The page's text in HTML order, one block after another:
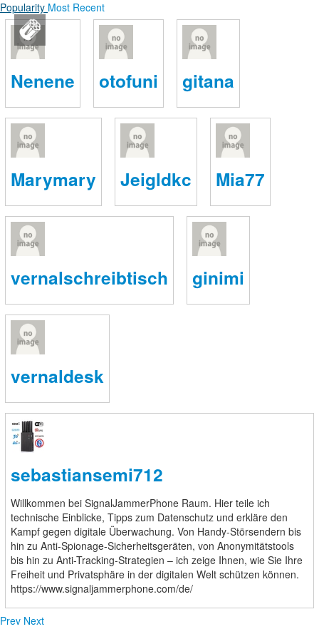
France pointeur laser boutique
ログイン
新規登録
ストリーム
TAGS
このコミュニティについて
ヘルプ
利用規約
プライバシーポリシー
お問い合わせ
REVOLVER
Popularity Most Recent
Nenene otofuni gitana
Marymary Jeigldkc Mia77
vernalschreibtisch ginimi
vernaldesk
sebastiansemi712
Willkommen bei SignalJammerPhone Raum. Hier teile ich
technische Einblicke, Tipps zum Datenschutz und erkläre den
Kampf gegen digitale Überwachung. Von Handy-Störsendern bis
hin zu Anti-Spionage-Sicherheitsgeräten, von Anonymitätstools
bis hin zu Anti-Tracking-Strategien – ich zeige Ihnen, wie Sie Ihre
Freiheit und Privatsphäre in der digitalen Welt schützen können.
https://www.signaljammerphone.com/de/
Prev Next
http://www.laserfr.com/pointeur-laser-vert-5000mw-
5en1.html
( http://www.laserfr.com/pointeur-laser-bleu-surpuissant-
10000mw.html ) Petit lampe laser éclaire bien ,marche
nickel,ce laser de poche fait son petit effet avec sa
couleur vive,il faut acheter tout de suite.
ログイン